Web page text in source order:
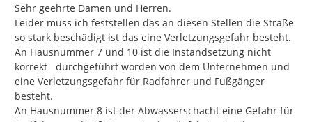
Sehr geehrte Damen und Herren.
Leider muss ich feststellen das an diesen Stellen die Straße
so stark beschädigt ist das eine Verletzungsgefahr besteht.
An Hausnummer 7 und 10 ist die Instandsetzung nicht
korrekt   durchgeführt worden von dem Unternehmen und
eine Verletzungsgefahr für Radfahrer und Fußgänger
besteht.
An Hausnummer 8 ist der Abwasserschacht eine Gefahr für